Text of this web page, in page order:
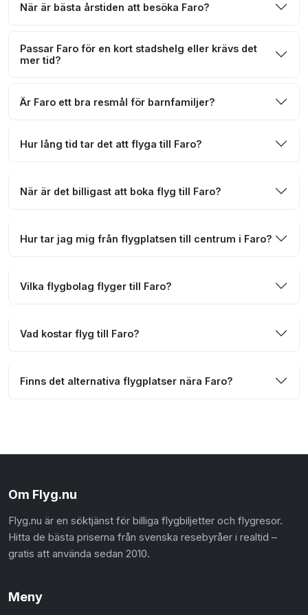
När är bästa årstiden att besöka Faro?
Passar Faro för en kort stadshelg eller krävs det
mer tid?
Är Faro ett bra resmål för barnfamiljer?
Hur lång tid tar det att flyga till Faro?
När är det billigast att boka flyg till Faro?
Hur tar jag mig från flygplatsen till centrum i Faro?
Vilka flygbolag flyger till Faro?
Vad kostar flyg till Faro?
Finns det alternativa flygplatser nära Faro?
Om Flyg.nu
Flyg.nu är en söktjänst för billiga flygbiljetter och flygresor.
Hitta de bästa priserna från svenska resebyråer i realtid –
gratis att använda sedan 2010.
Meny